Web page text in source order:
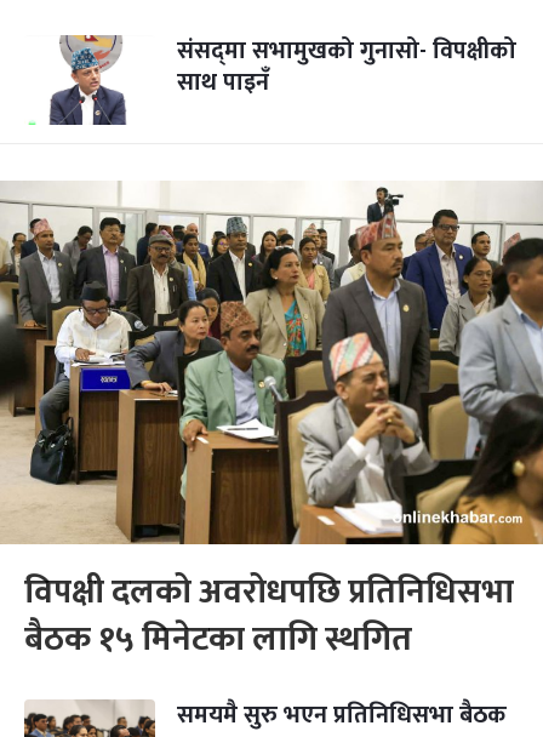
संसद्‌मा सभामुखको गुनासो- विपक्षीको
साथ पाइनँ
विपक्षी दलको अवरोधपछि प्रतिनिधिसभा
बैठक १५ मिनेटका लागि स्थगित
समयमै सुरु भएन प्रतिनिधिसभा बैठक